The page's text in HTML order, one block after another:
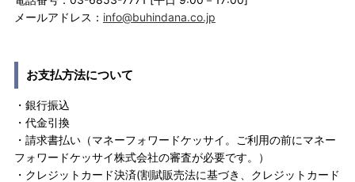
メールアドレス： info@buhindana.co.jp
お支払方法について
・銀行振込
・代金引換
・請求書払い（マネーフォワードケッサイ。ご利用の前にマネー
フォワードケッサイ株式会社の審査が必要です。）
・クレジットカード決済(割賦販売法に基づき、クレジットカード